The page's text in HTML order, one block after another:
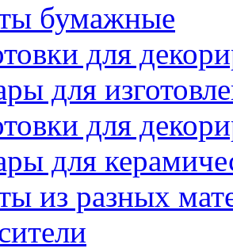
бумажные
для
для
для
для
из разных